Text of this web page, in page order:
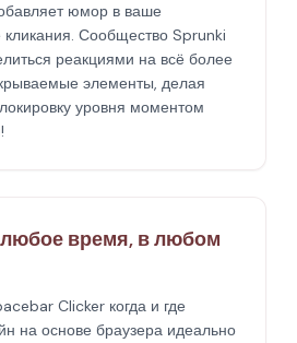
юмор в ваше
кликания. Сообщество Sprunki
реакциями на всё более
элементы, делая
уровня моментом
время, в любом
Clicker когда и где
на основе браузера идеально